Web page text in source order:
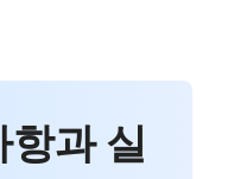
과 실